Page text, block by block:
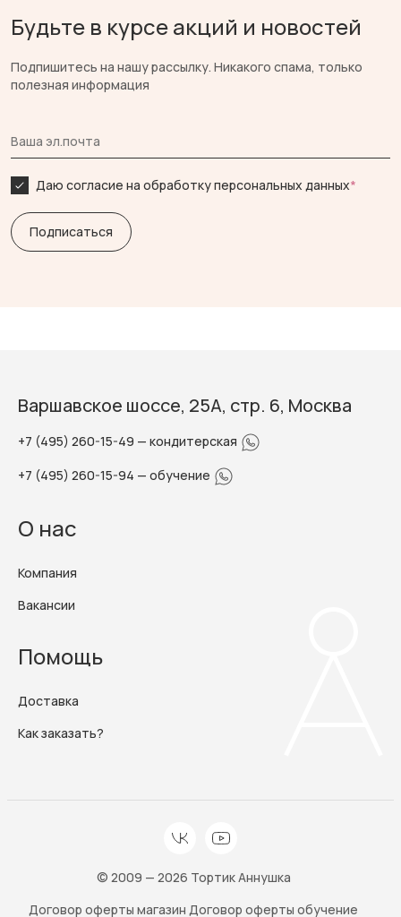
Будьте в курсе акций и новостей
Подпишитесь на нашу рассылку. Никакого спама, только
полезная информация
Даю согласие на обработку персональных данных*
Варшавское шоссе, 25А, стр. 6, Москва
+7 (495) 260-15-49 — кондитерская
+7 (495) 260-15-94 — обучение
О нас
Компания
Вакансии
Помощь
Доставка
Как заказать?
© 2009 — 2026 Тортик Аннушка
Договор оферты магазин Договор оферты обучение